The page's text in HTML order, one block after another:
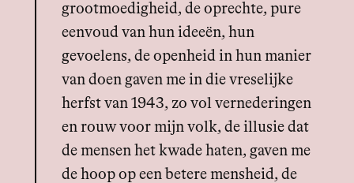
grootmoedigheid, de oprechte, pure
eenvoud van hun ideeën, hun
gevoelens, de openheid in hun manier
van doen gaven me in die vreselijke
herfst van 1943, zo vol vernederingen
en rouw voor mijn volk, de illusie dat
de mensen het kwade haten, gaven me
de hoop op een betere mensheid, de